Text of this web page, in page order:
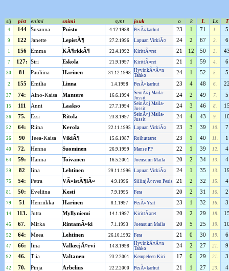
sij pist enimi snimi synt jouk o k L Ls T
4 144 Susanna Puisto 4.12.1988 PesÃ¤karhut 23 1 71 1. 5
9 122 Janette LepistÃ¶ 27.2.1996 Lapuan VirkiÃ¤ 24 2 67 2. 6
1 156 Emma KÃ¶rkkÃ¶ 22.4.1992 KirittÃ¤ret 21 12 50 3.
7 127: Siri Eskola 21.9.1997 KirittÃ¤ret 21 1 59 4. 6
30 81 Pauliina Harinen 31.12.1998
HyvinkÃ¤Ã¤n
Tahko
24 1 52 5. 5
2 155 Emilia Linna 1.4.1998 PesÃ¤karhut 23 4 48 6.
37 74: Aino-Kaisa Mantere 16.6.1994
SeinÃ¤j Maila-
Jussit
24 2 49 7. 5
15 111 Anni Laakso 27.7.1994
SeinÃ¤j Maila-
Jussit
24 3 46 8.
36 75. Essi Ritola 23.8.1997
SeinÃ¤j Maila-
Jussit
24 4 43 9.
52 64: Riina Kerola 22.11.1995 Lapuan VirkiÃ¤ 23 3 39 10. 7
26 90 Teea-Kaisa VikiÃ¶ 15.6.1987 Roihuttaret 23 1 40 11. 1
40 72. Henna Suominen 26.9.1999 Manse PP 22 1 39 12. 4
64 59: Hanna Toivanen 16.5.2001 Joensuun Maila 20 2 34 13. 4
29 82 Iina Lehtinen 29.11.1996 Lapuan VirkiÃ¤ 24 1 35 13.
75 54: Petra VÃ¤istÃ¶lÃ¤ 4.9.1996 SiilinjÃ¤rven Pesis 21 2 32 15. 4
81 50: Eveliina Kesti 7.9.1995 Fera 20 2 31 16. 2
79 51 Henriikka Harinen 8.1.1997 PesÃ¤Ysit 23 1 32 16. 3
14 113. Jutta Myllyniemi 14.1.1997 KirittÃ¤ret 20 2 29 18.
45 67. Mirka RintamÃ¤ki 7.1.1993 Joensuun Maila 20 5 25 19.
52 64: Meea Lehtinen 26.10.1992 Fera 21 0 30 19. 6
47 66: Iina ValkeejÃ¤rvi 14.8.1998
HyvinkÃ¤Ã¤n
Tahko
24 2 27 21. 9
92 46. Tiia Valtanen 23.2.2001 Kempeleen Kiri 17 0 29 21. 3
42 70. Pinja Arbelius 22.2.2000 PesÃ¤karhut 21 1 27 23. 4